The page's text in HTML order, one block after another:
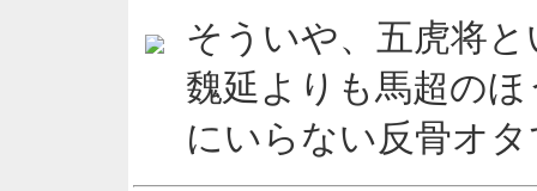
そういや、五虎将
魏延よりも馬超の
にいらない反骨オ